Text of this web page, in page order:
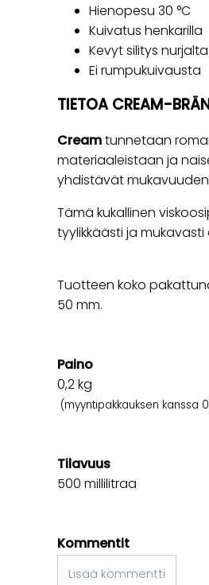
Hienopesu 30 °C
Kuivatus henkarilla
Kevyt silitys
Ei rumpukuivausta
TIETOA CREAM-
Creamtunnetaan
materiaaleistaan ja
yhdistävät
Tämä kukallinen
tyylikkäästi ja mukavasti
Tuotteen koko
50 mm.
Paino
0,2kg
(myyntipakkauksen kanssa
Tilavuus
500 millilitraa
Kommentit
Lisää kommentti